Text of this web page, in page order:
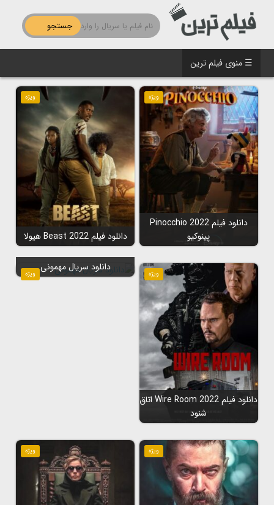
جستجو
☰ منوی فیلم ترین
ویژه
دانلود فیلم Pinocchio 2022
پینوکیو
ویژه
دانلود فیلم Beast 2022 هیولا
ویژه
دانلود فیلم Wire Room 2022 اتاق
شنود
ویژه
دانلود سریال مهمونی
ویژه ویژه